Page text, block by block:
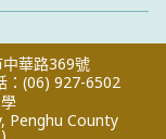
華路369號
：(06) 927-6502
Penghu County